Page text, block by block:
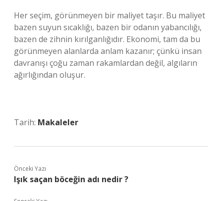
Her seçim, görünmeyen bir maliyet taşır. Bu maliyet
bazen suyun sıcaklığı, bazen bir odanın yabancılığı,
bazen de zihnin kırılganlığıdır. Ekonomi, tam da bu
görünmeyen alanlarda anlam kazanır; çünkü insan
davranışı çoğu zaman rakamlardan değil, algıların
ağırlığından oluşur.
Tarih: Makaleler
Önceki Yazı
Işık saçan böceğin adı nedir ?